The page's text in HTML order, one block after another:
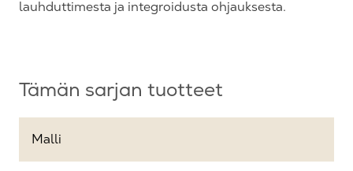
lauhduttimesta ja integroidusta ohjauksesta.
Tämän sarjan tuotteet
Malli